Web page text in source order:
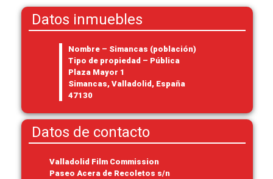
Datos inmuebles
Nombre – Simancas (población)
Tipo de propiedad – Pública
Plaza Mayor 1
Simancas, Valladolid, España
47130
Datos de contacto
Valladolid Film Commission
Paseo Acera de Recoletos s/n